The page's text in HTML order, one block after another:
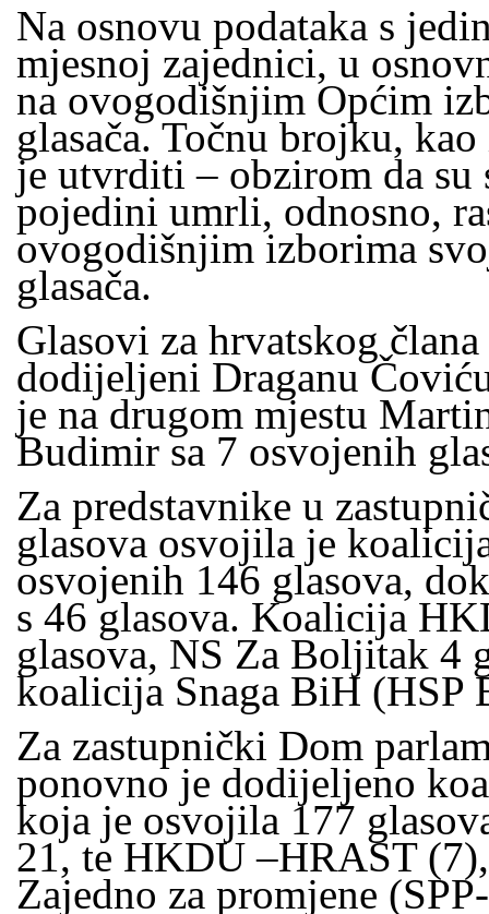
Na osnovu podataka s
mjesnoj zajednici, u
na ovogodišnjim Općim
glasača. Točnu brojku,
je utvrditi – obzirom da su
pojedini umrli, odnosno,
ovogodišnjim izborima
glasača.
Glasovi za hrvatskog
dodijeljeni Draganu
je na drugom mjestu
Budimir sa 7 osvojenih
Za predstavnike u
glasova osvojila je
osvojenih 146 glasova,
s 46 glasova. Koalicija
glasova, NS Za Boljitak 4
koalicija Snaga BiH (HSP
Za zastupnički Dom
ponovno je dodijeljeno
koja je osvojila 177
21, te HKDU –HRAST
Zajedno za promjene